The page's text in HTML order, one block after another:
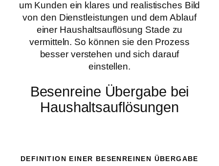
um Kunden ein klares und realistisches Bild
von den Dienstleistungen und dem Ablauf
einer Haushaltsauflösung Stade zu
vermitteln. So können sie den Prozess
besser verstehen und sich darauf
einstellen.
Besenreine Übergabe bei
Haushaltsauflösungen
DEFINITION EINER BESENREINEN ÜBERGABE